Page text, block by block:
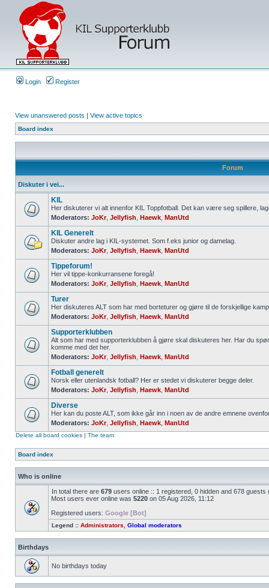
Login Register
View unanswered posts | View active topics
Board index
Forum
Diskuter i vei...
KIL
Her diskuterer vi alt innenfor KIL Toppfotball. Det kan være seg spillere,
Moderators: JoKr, Jellyfish Haewk ManUtd
KIL Generelt
Diskuter andre lag i KIL-systemet. Som f.eks junior og damelag.
Moderators: JoKr, Jellyfish Haewk ManUtd
Tippeforum!
Her vil tippe-konkurransene foregå!
Moderators: JoKr, Jellyfish Haewk ManUtd
Turer
Her diskuteres ALT som har med borteturer og gjøre til de forskjellige
Moderators: JoKr, Jellyfish Haewk ManUtd
Supporterklubben
Alt som har med supporterklubben å gjøre skal diskuteres her. Har du
komme med det her.
Moderators: JoKr, Jellyfish Haewk ManUtd
Fotball generelt
Norsk eller utenlandsk fotball? Her er stedet vi diskuterer begge deler.
Moderators: JoKr, Jellyfish Haewk ManUtd
Diverse
Her kan du poste ALT, som ikke går inn i noen av de andre emnene
Moderators: JoKr, Jellyfish Haewk ManUtd
Delete all board cookies | The team
Board index
Who is online
In total there are 679 users online :: 1 registered, 0 hidden and 678
Most users ever online was 5220 on 05 Aug 2026, 11:12
Registered users: Google [Bot]
Legend :: Administrators Global moderators
Birthdays
No birthdays today